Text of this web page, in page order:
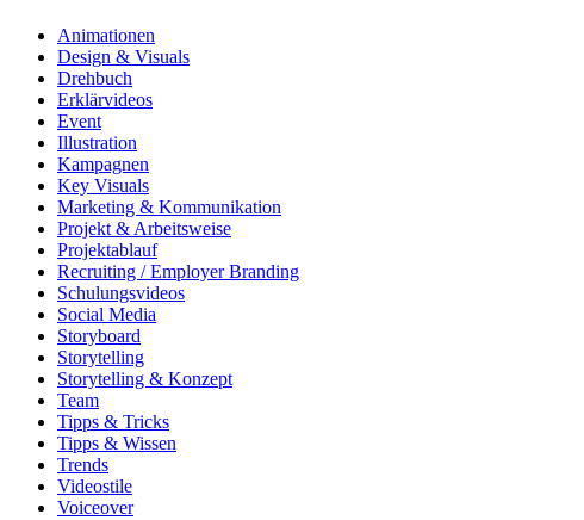
Animationen
Design & Visuals
Drehbuch
Erklärvideos
Event
Illustration
Kampagnen
Key Visuals
Marketing & Kommunikation
Projekt & Arbeitsweise
Projektablauf
Recruiting / Employer Branding
Schulungsvideos
Social Media
Storyboard
Storytelling
Storytelling & Konzept
Team
Tipps & Tricks
Tipps & Wissen
Trends
Videostile
Voiceover